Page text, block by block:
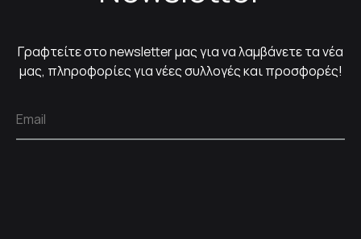
Γραφτείτε στο newsletter μας για να λαμβάνετε τα νέα
μας, πληροφορίες για νέες συλλογές και προσφορές!